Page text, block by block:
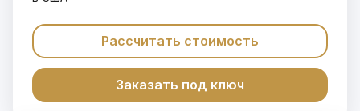
Рассчитать стоимость
Заказать под ключ